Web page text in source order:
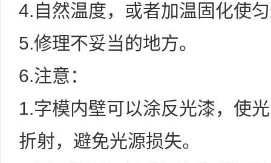
4.自然温度，或者加温固化使
5.修理不妥当的地方。
6.注意：
1.字模内壁可以涂反光漆，使
折射，避免光源损失。